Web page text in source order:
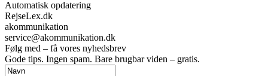
Automatisk opdatering
RejseLex.dk
akommunikation
service@akommunikation.dk
Følg med – få vores nyhedsbrev
Gode tips. Ingen spam. Bare brugbar viden – gratis.